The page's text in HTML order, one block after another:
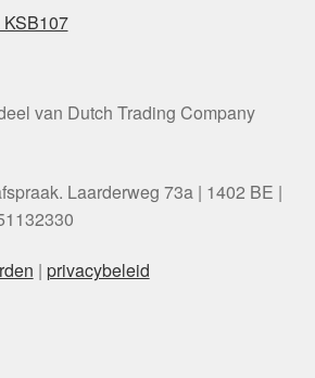
van Dutch Trading Company
Laarderweg 73a | 1402 BE |
| privacybeleid